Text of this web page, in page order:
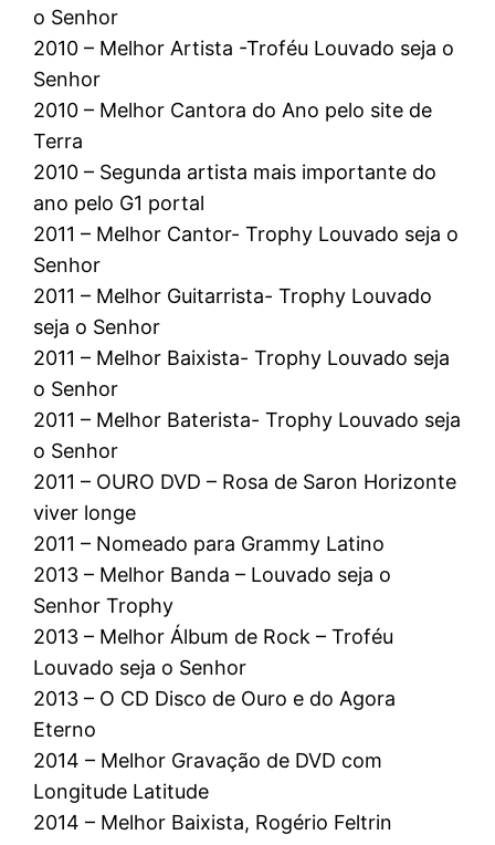
o Senhor
2010 – Melhor Artista -Troféu Louvado seja o
Senhor
2010 – Melhor Cantora do Ano pelo site de
Terra
2010 – Segunda artista mais importante do
ano pelo G1 portal
2011 – Melhor Cantor- Trophy Louvado seja o
Senhor
2011 – Melhor Guitarrista- Trophy Louvado
seja o Senhor
2011 – Melhor Baixista- Trophy Louvado seja
o Senhor
2011 – Melhor Baterista- Trophy Louvado seja
o Senhor
2011 – OURO DVD – Rosa de Saron Horizonte
viver longe
2011 – Nomeado para Grammy Latino
2013 – Melhor Banda – Louvado seja o
Senhor Trophy
2013 – Melhor Álbum de Rock – Troféu
Louvado seja o Senhor
2013 – O CD Disco de Ouro e do Agora
Eterno
2014 – Melhor Gravação de DVD com
Longitude Latitude
2014 – Melhor Baixista, Rogério Feltrin